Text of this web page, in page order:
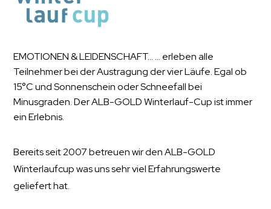
EMOTIONEN & LEIDENSCHAFT... ... erleben alle
Teilnehmer bei der Austragung der vier Läufe. Egal ob
15°C und Sonnenschein oder Schneefall bei
Minusgraden. Der ALB-GOLD Winterlauf-Cup ist immer
ein Erlebnis.
Bereits seit 2007 betreuen wir den ALB-GOLD
Winterlaufcup was uns sehr viel Erfahrungswerte
geliefert hat.